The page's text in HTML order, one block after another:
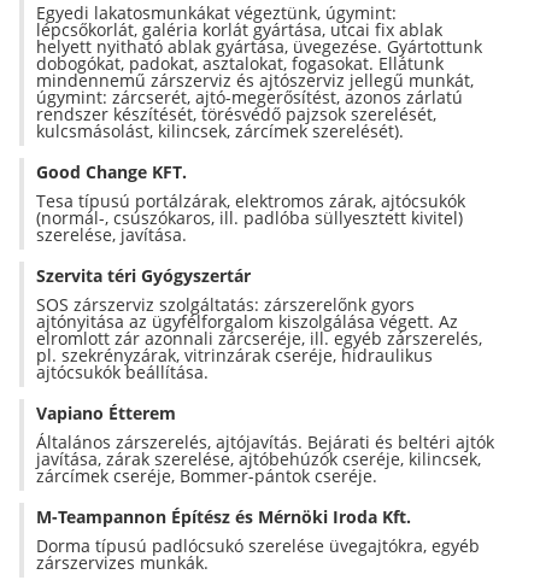
Egyedi lakatosmunkákat végeztünk, úgymint:
lépcsőkorlát, galéria korlát gyártása, utcai fix ablak
helyett nyitható ablak gyártása, üvegezése. Gyártottunk
dobogókat, padokat, asztalokat, fogasokat. Ellátunk
mindennemű zárszerviz és ajtószerviz jellegű munkát,
úgymint: zárcserét, ajtó-megerősítést, azonos zárlatú
rendszer készítését, törésvédő pajzsok szerelését,
kulcsmásolást, kilincsek, zárcímek szerelését).
Good Change KFT.
Tesa típusú portálzárak, elektromos zárak, ajtócsukók
(normál-, csúszókaros, ill. padlóba süllyesztett kivitel)
szerelése, javítása.
Szervita téri Gyógyszertár
SOS zárszerviz szolgáltatás: zárszerelőnk gyors
ajtónyitása az ügyfélforgalom kiszolgálása végett. Az
elromlott zár azonnali zárcseréje, ill. egyéb zárszerelés,
pl. szekrényzárak, vitrinzárak cseréje, hidraulikus
ajtócsukók beállítása.
Vapiano Étterem
Általános zárszerelés, ajtójavítás. Bejárati és beltéri ajtók
javítása, zárak szerelése, ajtóbehúzók cseréje, kilincsek,
zárcímek cseréje, Bommer-pántok cseréje.
M-Teampannon Építész és Mérnöki Iroda Kft.
Dorma típusú padlócsukó szerelése üvegajtókra, egyéb
zárszervizes munkák.